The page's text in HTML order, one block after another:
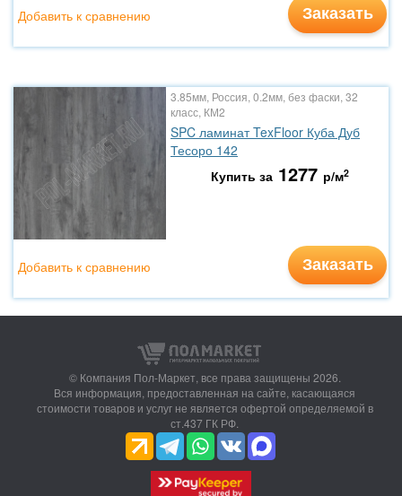
Заказать
Добавить к сравнению
3.85мм, Россия, 0.2мм, без фаски, 32
класс, КМ2
SPC ламинат TexFloor Куба Дуб
Тесоро 142
Купить за 1277 р/м2
Заказать
Добавить к сравнению
© Компания Пол-Маркет, все права защищены 2026.
Вся информация, предоставленная на сайте, касающаяся
стоимости товаров и услуг не является офертой определяемой в
ст.437 ГК РФ.